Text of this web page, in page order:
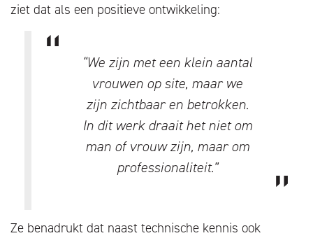
ziet dat als een positieve ontwikkeling:
“We zijn met een klein aantal
vrouwen op site, maar we
zijn zichtbaar en betrokken.
In dit werk draait het niet om
man of vrouw zijn, maar om
professionaliteit.”
Ze benadrukt dat naast technische kennis ook